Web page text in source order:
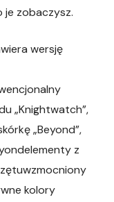
je zobaczysz.
wersję
„Knightwatch”,
„Beyond”,
z
kolory